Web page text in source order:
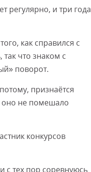
регулярно, и три года
как справился с
что знаком с
поворот.
признаётся
оно не помешало
конкурсов
с тех пор соревнуюсь